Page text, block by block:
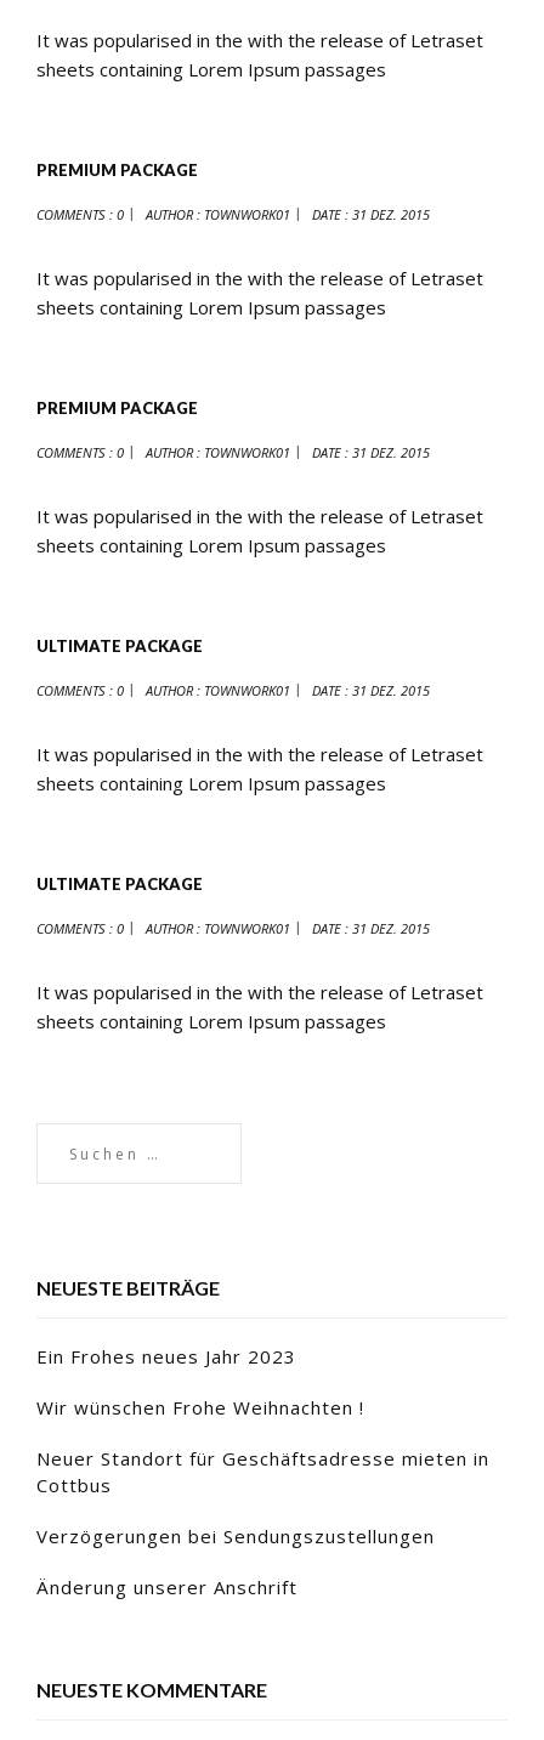
It was popularised in the with the release of Letraset
sheets containing Lorem Ipsum passages
PREMIUM PACKAGE
COMMENTS : 0 AUTHOR : TOWNWORK01 DATE : 31 DEZ. 2015
It was popularised in the with the release of Letraset
sheets containing Lorem Ipsum passages
PREMIUM PACKAGE
COMMENTS : 0 AUTHOR : TOWNWORK01 DATE : 31 DEZ. 2015
It was popularised in the with the release of Letraset
sheets containing Lorem Ipsum passages
ULTIMATE PACKAGE
COMMENTS : 0 AUTHOR : TOWNWORK01 DATE : 31 DEZ. 2015
It was popularised in the with the release of Letraset
sheets containing Lorem Ipsum passages
ULTIMATE PACKAGE
COMMENTS : 0 AUTHOR : TOWNWORK01 DATE : 31 DEZ. 2015
It was popularised in the with the release of Letraset
sheets containing Lorem Ipsum passages
NEUESTE BEITRÄGE
Ein Frohes neues Jahr 2023
Wir wünschen Frohe Weihnachten !
Neuer Standort für Geschäftsadresse mieten in
Cottbus
Verzögerungen bei Sendungszustellungen
Änderung unserer Anschrift
NEUESTE KOMMENTARE